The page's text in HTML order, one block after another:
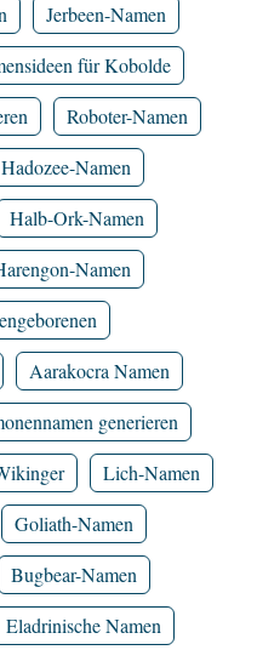
Jerbeen-Namen
für Kobolde
Roboter-Namen
Hadozee-Namen
Halb-Ork-Namen
Namen
Aarakocra Namen
generieren
Lich-Namen
Goliath-Namen
Bugbear-Namen
Eladrinische Namen